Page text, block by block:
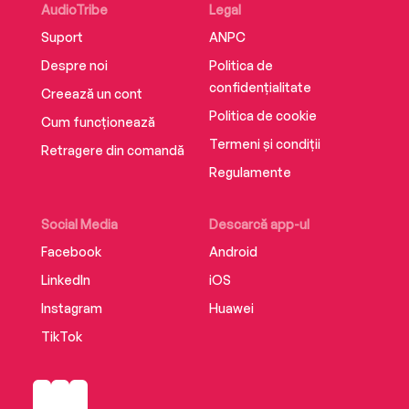
titlul “Turvy-Topsy, funky rhymes for funny times”.
A publicat poezii în cunoscuta revistă de literatură
volumul colectiv „Nesupusele”.
AudioTribe
Suport
Despre noi
Creează un cont
Cum funcționează
Retragere din comandă
Social Media
Facebook
LinkedIn
Instagram
TikTok
Descarcă app-ul
Android
iOS
Huawei
Legal
ANPC
Politica de
confidențialitate
Politica de cookie
Termeni și condiții
Regulamente